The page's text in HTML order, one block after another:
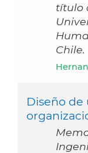
título
Chile.
Diseño